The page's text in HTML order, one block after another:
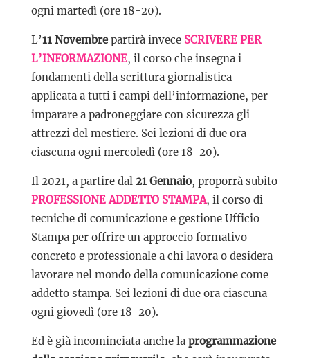
ogni martedì (ore 18-20).
L’11 Novembrepartirà invece SCRIVERE PER
L’INFORMAZIONE, il corso che insegna i
fondamenti della scrittura giornalistica
applicata a tutti i campi dell’informazione, per
imparare a padroneggiare con sicurezza gli
attrezzi del mestiere. Sei lezioni di due ora
ciascuna ogni mercoledì (ore 18-20).
Il 2021, a partire dal 21 Gennaio, proporrà subito
PROFESSIONE ADDETTO STAMPA, il corso di
tecniche di comunicazione e gestione Ufficio
Stampa per offrire un approccio formativo
concreto e professionale a chi lavora o desidera
lavorare nel mondo della comunicazione come
addetto stampa. Sei lezioni di due ora ciascuna
ogni giovedì (ore 18-20).
Ed è già incominciata anche la programmazione